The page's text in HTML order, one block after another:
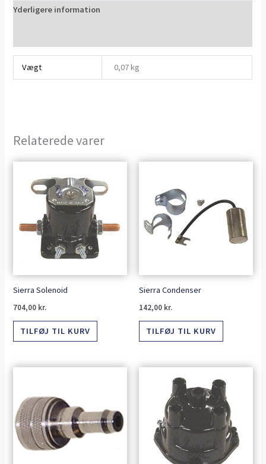
Yderligere information
Vægt 0,07 kg
Relaterede varer
Sierra Solenoid
704,00 kr.
TILFØJ TIL KURV
Sierra Condenser
142,00 kr.
TILFØJ TIL KURV